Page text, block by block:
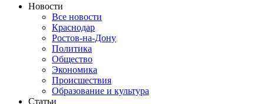
Новости
Все новости
Краснодар
Ростов-на-Дону
Политика
Общество
Экономика
Происшествия
Образование и культура
Статьи